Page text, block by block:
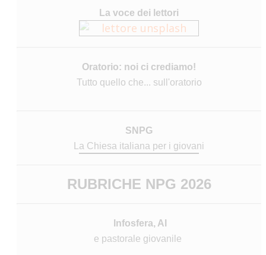
La voce dei lettori
Oratorio: noi ci crediamo!
Tutto quello che... sull'oratorio
SNPG
La Chiesa italiana per i giovani
RUBRICHE NPG 2026
Infosfera, AI
e pastorale giovanile